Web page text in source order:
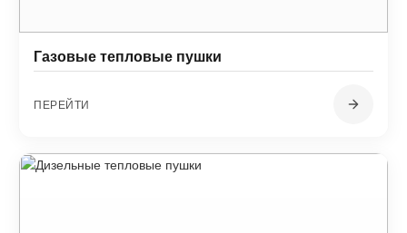
Газовые тепловые пушки
ПЕРЕЙТИ